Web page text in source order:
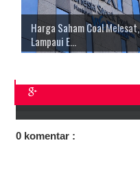
Harga Saham Coal Melesat,
Lampaui E...
0 komentar :